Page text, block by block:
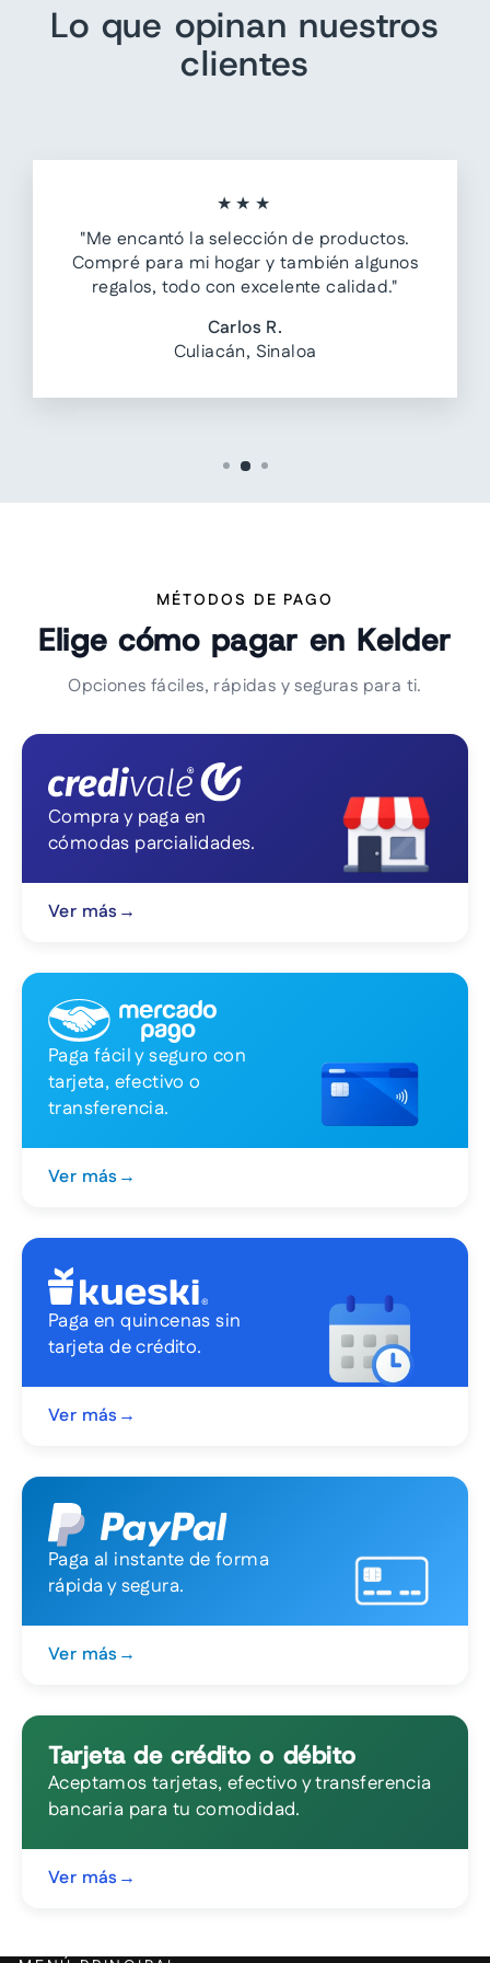
Lo que opinan nuestros
clientes
★★★
"Me encantó la selección de productos.
Compré para mi hogar y también algunos
regalos, todo con excelente calidad."
Carlos R.
Culiacán, Sinaloa
MÉTODOS DE PAGO
Elige cómo pagar en Kelder
Opciones fáciles, rápidas y seguras para ti.
Compra y paga en
cómodas parcialidades.
Ver más →
Paga fácil y seguro con
tarjeta, efectivo o
transferencia.
Ver más →
Paga en quincenas sin
tarjeta de crédito.
Ver más →
Paga al instante de forma
rápida y segura.
Ver más →
Tarjeta de crédito o débito
Aceptamos tarjetas, efectivo y transferencia
bancaria para tu comodidad.
Ver más →